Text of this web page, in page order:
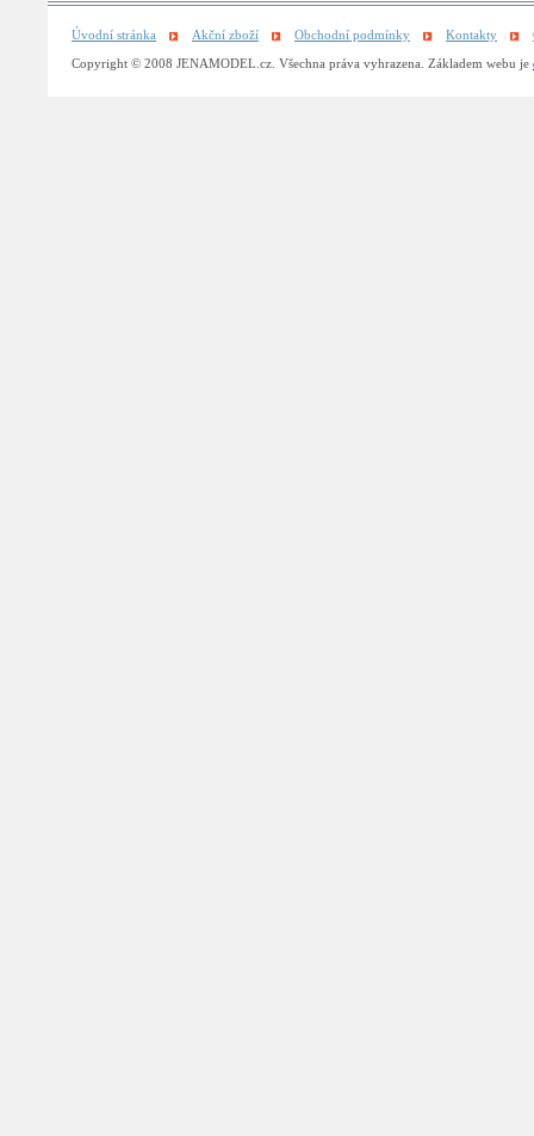
Úvodní stránka Akční zboží Obchodní podmínky Kontakty
Copyright © 2008 JENAMODEL.cz. Všechna práva vyhrazena. Základem webu je